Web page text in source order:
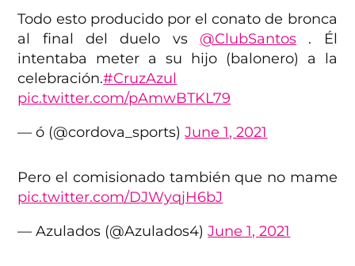
Todo esto producido por el conato de bronca
al final del duelo vs @ClubSantos. Él
intentaba meter a su hijo (balonero) a la
celebración.#CruzAzul
pic.twitter.com/pAmwBTKL79
— ó (@cordova_sports)June 1, 2021
Pero el comisionado también que no mame
pic.twitter.com/DJWyqjH6bJ
— Azulados (@Azulados4)June 1, 2021